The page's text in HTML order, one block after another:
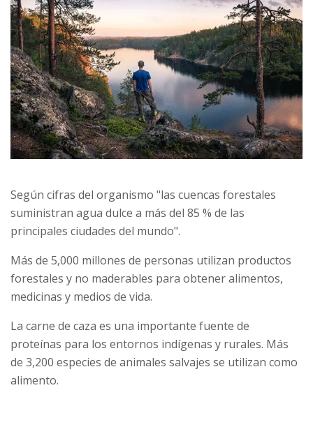
Según cifras del organismo "las cuencas forestales
suministran agua dulce a más del 85 % de las
principales ciudades del mundo".
Más de 5,000 millones de personas utilizan productos
forestales y no maderables para obtener alimentos,
medicinas y medios de vida.
La carne de caza es una importante fuente de
proteínas para los entornos indígenas y rurales. Más
de 3,200 especies de animales salvajes se utilizan como
alimento.